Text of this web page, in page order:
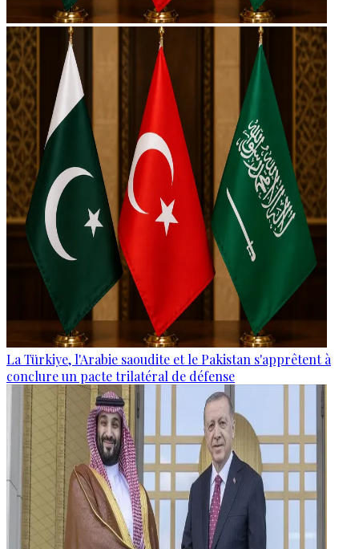
La Türkiye, l'Arabie saoudite et le Pakistan s'apprêtent à
conclure un pacte trilatéral de défense